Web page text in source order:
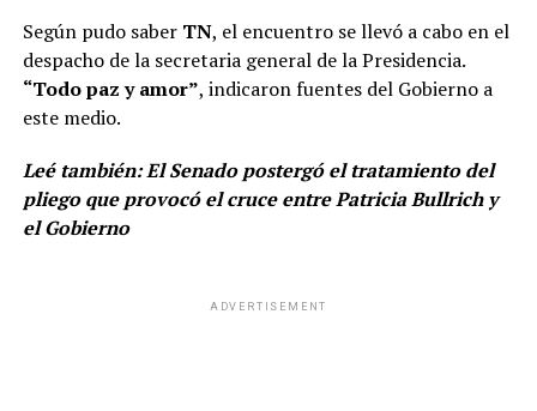
Según pudo saberTN, el encuentro se llevó a cabo en el
despacho de la secretaria general de la Presidencia.
“Todo paz y amor”, indicaron fuentes del Gobierno a
este medio.
Leé también:El Senado postergó el tratamiento del
pliego que provocó el cruce entre Patricia Bullrich y
el Gobierno
ADVERTISEMENT